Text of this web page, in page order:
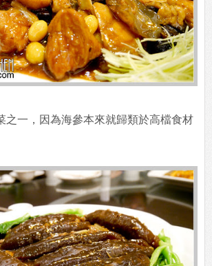
之一，因為海參本來就歸類於高檔食材